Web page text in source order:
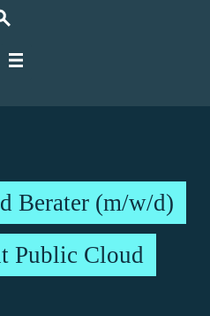
Berater (m/w/d)
Public Cloud